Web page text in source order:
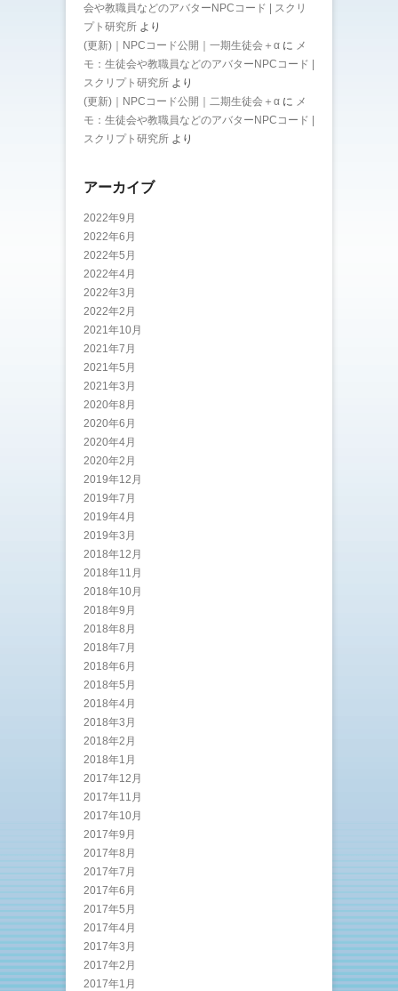
会や教職員などのアバターNPCコード | スクリ
プト研究所 より
(更新)｜NPCコード公開｜一期生徒会＋α に メ
モ：生徒会や教職員などのアバターNPCコード |
スクリプト研究所 より
(更新)｜NPCコード公開｜二期生徒会＋α に メ
モ：生徒会や教職員などのアバターNPCコード |
スクリプト研究所 より
アーカイブ
2022年9月
2022年6月
2022年5月
2022年4月
2022年3月
2022年2月
2021年10月
2021年7月
2021年5月
2021年3月
2020年8月
2020年6月
2020年4月
2020年2月
2019年12月
2019年7月
2019年4月
2019年3月
2018年12月
2018年11月
2018年10月
2018年9月
2018年8月
2018年7月
2018年6月
2018年5月
2018年4月
2018年3月
2018年2月
2018年1月
2017年12月
2017年11月
2017年10月
2017年9月
2017年8月
2017年7月
2017年6月
2017年5月
2017年4月
2017年3月
2017年2月
2017年1月